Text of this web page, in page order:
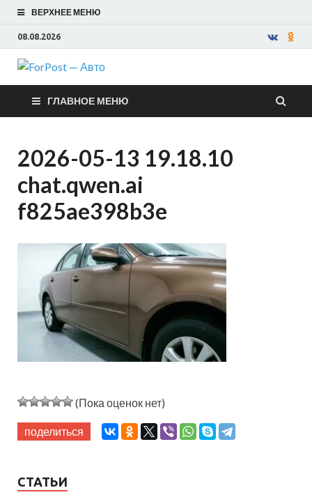
ВЕРХНЕЕ МЕНЮ
08.08.2026
ForPost —
Авто
ГЛАВНОЕ МЕНЮ
2026-05-13 19.18.10
chat.qwen.ai
f825ae398b3e
(Пока оценок нет)
поделиться
СТАТЬИ